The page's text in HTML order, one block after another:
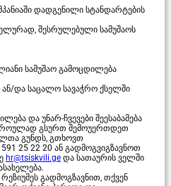
დადგენილი სტანდარტების
შესრულებული სამუშაოს
სამუშაო გამოცდილება
და საცალო სავაჭრო ქსელში
და უნარ-ჩვევები შეესაბამება
გსურთ შემოუერთდეთ
გუნდს, გთხოვთ
25 22 20 ან გადმოგვიგზავნოთ
hr@tsiskvili.ge და სათაურის ველში
გადმოგზავნით, თქვენ